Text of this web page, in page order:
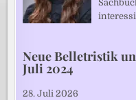
Neue Belletristik
Juli 2024
28. Juli 2026